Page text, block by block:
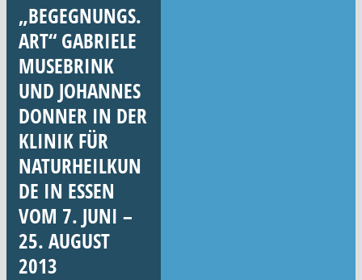
„BEGEGNUNGS.
ART“ GABRIELE
MUSEBRINK
UND JOHANNES
DONNER IN DER
KLINIK FÜR
NATURHEILKUN
DE IN ESSEN
VOM 7. JUNI –
25. AUGUST
2013